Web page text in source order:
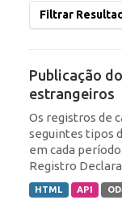
Filtrar
Publicação
estrangeiros
Os registros de
seguintes tipos
em cada
Registro
HTML API